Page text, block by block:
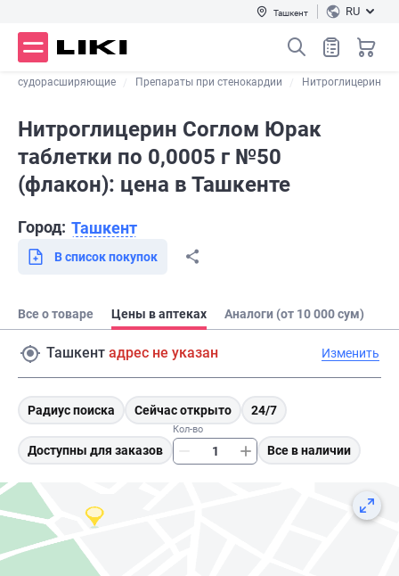
Ташкент RU
Сосудорасширяющие Препараты при стенокардии Нитроглицерин
Нитроглицерин Соглом Юрак
таблетки по 0,0005 г №50
(флакон): цена в Ташкенте
Город: Ташкент
В список покупок
Все о товаре Цены в аптеках Аналоги (от 10 000 сум)
Ташкент адрес не указан Изменить
Радиус поиска Сейчас открыто 24/7
Доступны для заказов
Кол-во
Все в наличии